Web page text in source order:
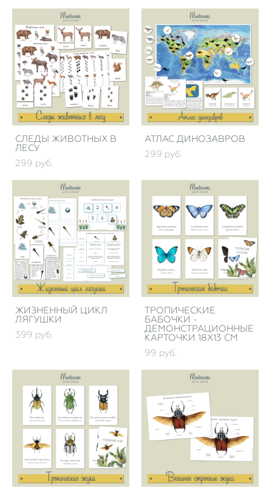
СЛЕДЫ ЖИВОТНЫХ В
ЛЕСУ
299 pуб.
АТЛАС ДИНОЗАВРОВ
299 pуб.
ЖИЗНЕННЫЙ ЦИКЛ
ЛЯГУШКИ
399 pуб.
ТРОПИЧЕСКИЕ
БАБОЧКИ -
ДЕМОНСТРАЦИОННЫЕ
КАРТОЧКИ 18Х13 СМ
99 pуб.